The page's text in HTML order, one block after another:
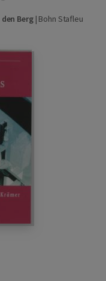
Berg| Bohn Stafleu